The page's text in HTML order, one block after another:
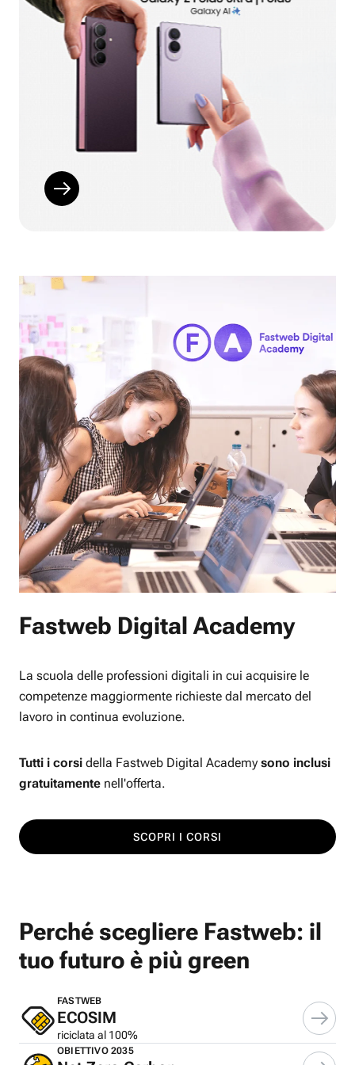
Fastweb Digital Academy
La scuola delle professioni digitali in cui acquisire le
competenze maggiormente richieste dal mercato del
lavoro in continua evoluzione.
Tutti i corsi della Fastweb Digital Academy sono inclusi
gratuitamente nell'offerta.
SCOPRI I CORSI
Perché scegliere Fastweb: il
tuo futuro è più green
FASTWEB
ECOSIM
riciclata al 100%
OBIETTIVO 2035